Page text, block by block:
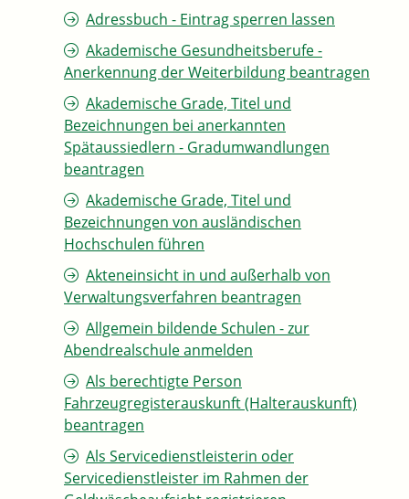
Adressbuch - Eintrag sperren lassen
Akademische Gesundheitsberufe -
Anerkennung der Weiterbildung beantragen
Akademische Grade, Titel und
Bezeichnungen bei anerkannten
Spätaussiedlern - Gradumwandlungen
beantragen
Akademische Grade, Titel und
Bezeichnungen von ausländischen
Hochschulen führen
Akteneinsicht in und außerhalb von
Verwaltungsverfahren beantragen
Allgemein bildende Schulen - zur
Abendrealschule anmelden
Als berechtigte Person
Fahrzeugregisterauskunft (Halterauskunft)
beantragen
Als Servicedienstleisterin oder
Servicedienstleister im Rahmen der